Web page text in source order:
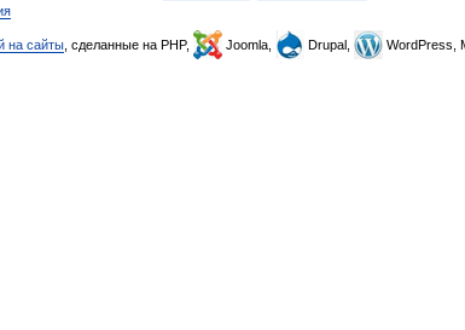
на сайты , сделанные на PHP, Joomla, Drupal, WordPress,